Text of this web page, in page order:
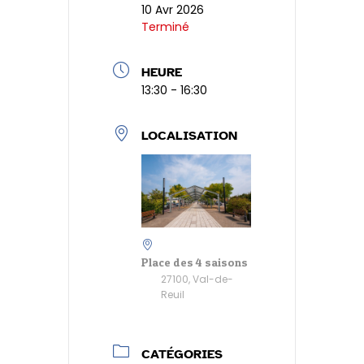
10 Avr 2026
Terminé
HEURE
13:30 - 16:30
LOCALISATION
Place des 4 saisons
27100, Val-de-
Reuil
CATÉGORIES